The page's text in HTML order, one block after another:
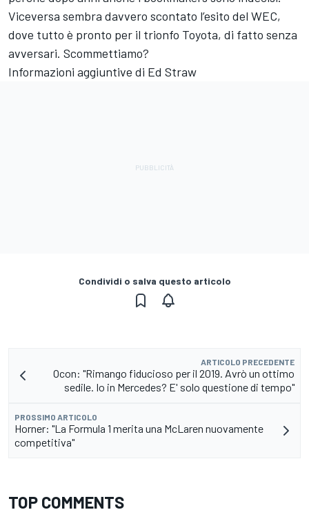
Viceversa sembra davvero scontato l’esito del WEC,
dove tutto è pronto per il trionfo Toyota, di fatto senza
avversari. Scommettiamo?
Informazioni aggiuntive di Ed Straw
Condividi o salva questo articolo
ARTICOLO PRECEDENTE
Ocon: "Rimango fiducioso per il 2019. Avrò un ottimo
sedile. Io in Mercedes? E' solo questione di tempo"
PROSSIMO ARTICOLO
Horner: "La Formula 1 merita una McLaren nuovamente
competitiva"
TOP COMMENTS